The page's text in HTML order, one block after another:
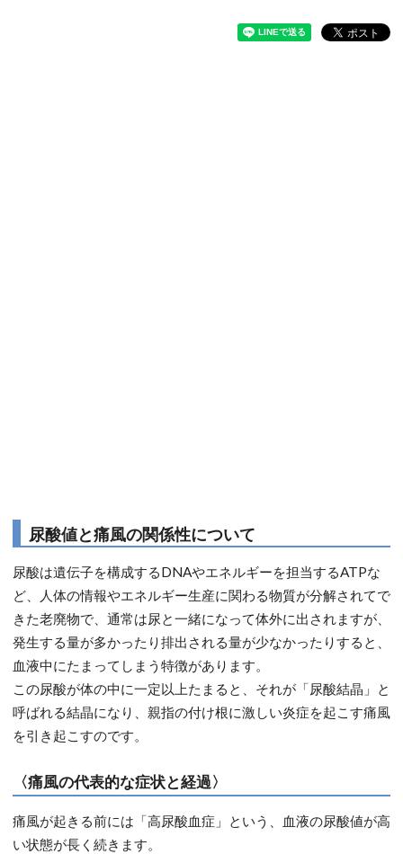
尿酸値と痛風の関係性について
尿酸は遺伝子を構成するDNAやエネルギーを担当するATPな
ど、人体の情報やエネルギー生産に関わる物質が分解されてで
きた老廃物で、通常は尿と一緒になって体外に出されますが、
発生する量が多かったり排出される量が少なかったりすると、
血液中にたまってしまう特徴があります。
この尿酸が体の中に一定以上たまると、それが「尿酸結晶」と
呼ばれる結晶になり、親指の付け根に激しい炎症を起こす痛風
を引き起こすのです。
〈痛風の代表的な症状と経過〉
痛風が起きる前には「高尿酸血症」という、血液の尿酸値が高
い状態が長く続きます。